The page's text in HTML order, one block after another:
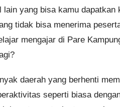
yang bisa kamu
tidak bisa menerima
mengajar di Pare
daerah yang berhenti
seperti biasa